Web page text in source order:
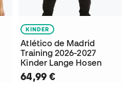
KINDER
Atlético de Madrid
Training 2026-2027
Kinder Lange Hosen
64,99 €